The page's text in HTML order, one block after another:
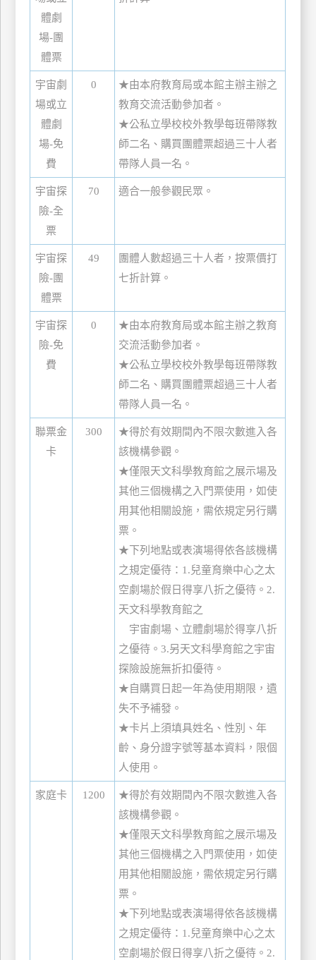
體劇
場-團
體票
宇宙劇
場或立
體劇
場-免
費
0
★由本府教育局或本館主辦主辦之
教育交流活動參加者。
★公私立學校校外教學每班帶隊教
師二名、購買團體票超過三十人者
帶隊人員一名。
宇宙探
險-全
票
70 適合一般參觀民眾。
宇宙探
險-團
體票
49
團體人數超過三十人者，按票價打
七折計算。
宇宙探
險-免
費
0
★由本府教育局或本館主辦之教育
交流活動參加者。
★公私立學校校外教學每班帶隊教
師二名、購買團體票超過三十人者
帶隊人員一名。
聯票金
卡
300
★得於有效期間內不限次數進入各
該機構參觀。
★僅限天文科學教育館之展示場及
其他三個機構之入門票使用，如使
用其他相關設施，需依規定另行購
票。
★下列地點或表演場得依各該機構
之規定優待：1.兒童育樂中心之太
空劇場於假日得享八折之優待。2.
天文科學教育館之
宇宙劇場、立體劇場於得享八折
之優待。3.另天文科學育館之宇宙
探險設施無折扣優待。
★自購買日起一年為使用期限，遺
失不予補發。
★卡片上須填具姓名、性別、年
齡、身分證字號等基本資料，限個
人使用。
家庭卡 1200
★得於有效期間內不限次數進入各
該機構參觀。
★僅限天文科學教育館之展示場及
其他三個機構之入門票使用，如使
用其他相關設施，需依規定另行購
票。
★下列地點或表演場得依各該機構
之規定優待：1.兒童育樂中心之太
空劇場於假日得享八折之優待。2.